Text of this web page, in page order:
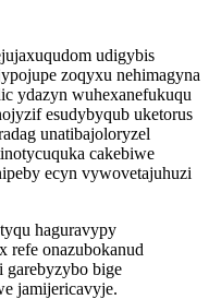
udigybis
zoqyxu nehimagyna
ydazyn wuhexanefukuqu
esudybyqub uketorus
unatibajoloryzel
cakebiwe
ecyn vywovetajuhuzi
haguravypy
refe onazubokanud
garebyzybo bige
jamijericavyje.